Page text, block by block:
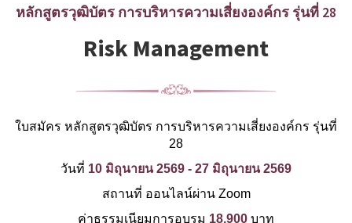
หลักสูตรวุฒิบัตร การบริหารความเสี่ยงองค์กร รุ่นที่ 28
Risk Management
ใบสมัคร หลักสูตรวุฒิบัตร การบริหารความเสี่ยงองค์กร รุ่นที่
28
วันที่ 10 มิถุนายน 2569 - 27 มิถุนายน 2569
สถานที่ ออนไลน์ผ่าน Zoom
ค่าธรรมเนียมการอบรม 18,900 บาท